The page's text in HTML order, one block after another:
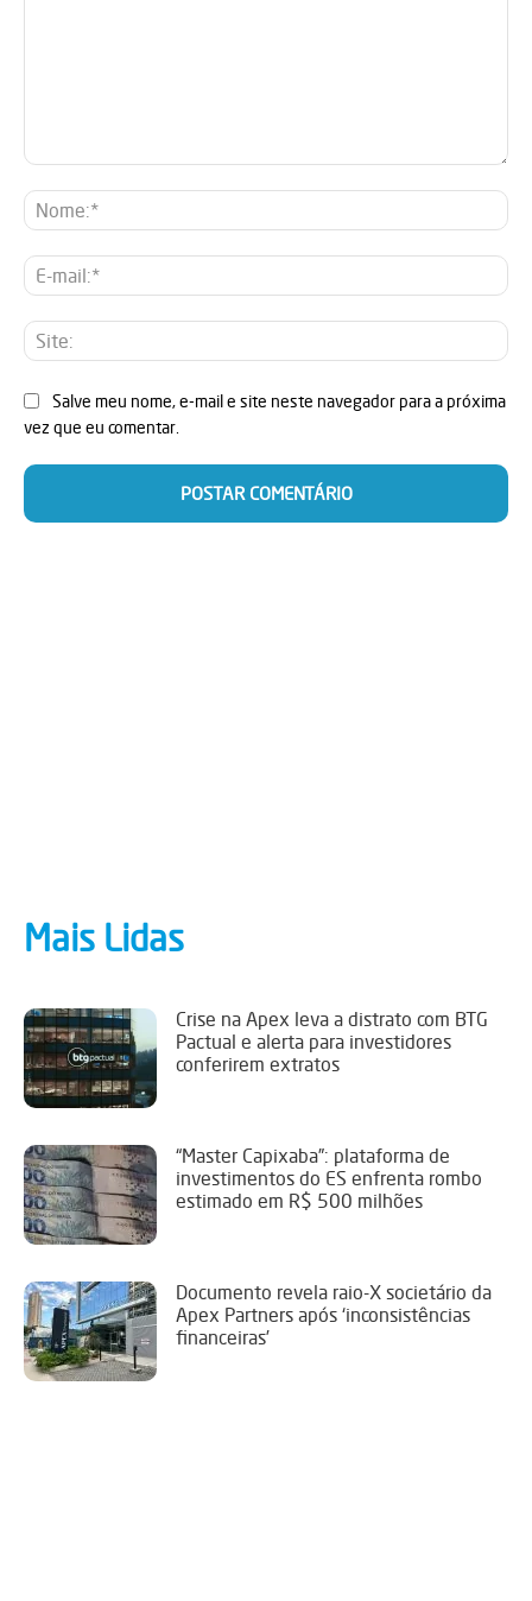
E-
Salve meu nome, e-mail e site neste navegador para a próxima
vez que eu comentar.
Mais Lidas
Crise na Apex leva a distrato com BTG
Pactual e alerta para investidores
conferirem extratos
“Master Capixaba”: plataforma de
investimentos do ES enfrenta rombo
estimado em R$ 500 milhões
Documento revela raio-X societário da
Apex Partners após ‘inconsistências
financeiras’